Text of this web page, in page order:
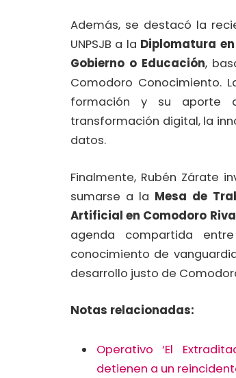
Además, se destacó la
UNPSJB a la Diplomatura
Gobierno o Educación,
Comodoro Conocimiento.
formación y su aporte
transformación digital, la
datos.
Finalmente, Rubén Zárate
sumarse a la Mesa de
Artificial en Comodoro
agenda compartida
conocimiento de
desarrollo justo de
Notas relacionadas:
Operativo ‘El
detienen a un